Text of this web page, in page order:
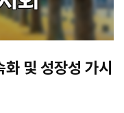
및 성장성 가시